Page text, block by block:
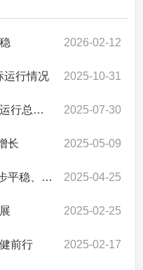
2026-02-12
运行情况 2025-10-31
2025年上半年西湖管理区经济运行总体平稳、稳中有进 2025-07-30
长 2025-05-09
西湖管理区一季度经济形势起步平稳、开局良好 2025-04-25
2025-02-25
前行 2025-02-17